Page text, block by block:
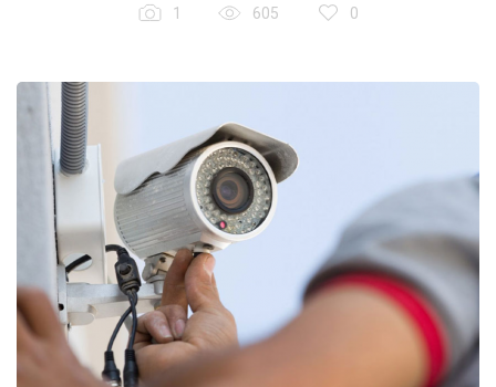
1 605 0